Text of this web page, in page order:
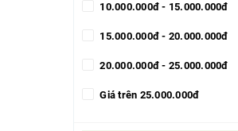
10.000.000đ - 15.000.000đ
15.000.000đ - 20.000.000đ
20.000.000đ - 25.000.000đ
Giá trên 25.000.000đ